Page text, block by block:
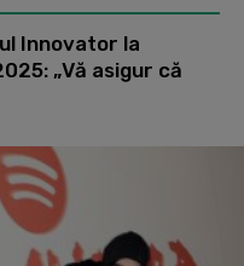
Innovator la
„Vă asigur că